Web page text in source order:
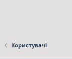
Користувачі